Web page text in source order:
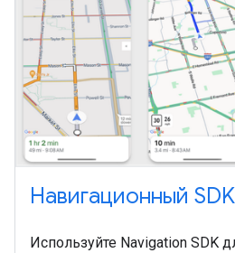
Навигационный SDK
Используйте Navigation SDK